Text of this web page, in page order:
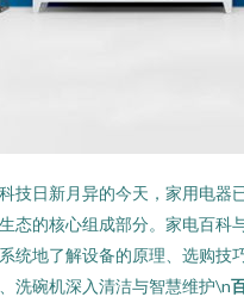
技日新月异的今天，家用电器
态的核心组成部分。家电百科
统地了解设备的原理、选购技
洗碗机深入清洁与智慧维护\n